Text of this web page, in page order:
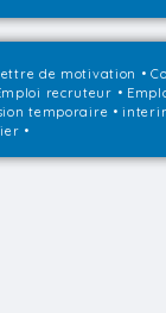
de motivation •
recruteur •
temporaire •
•